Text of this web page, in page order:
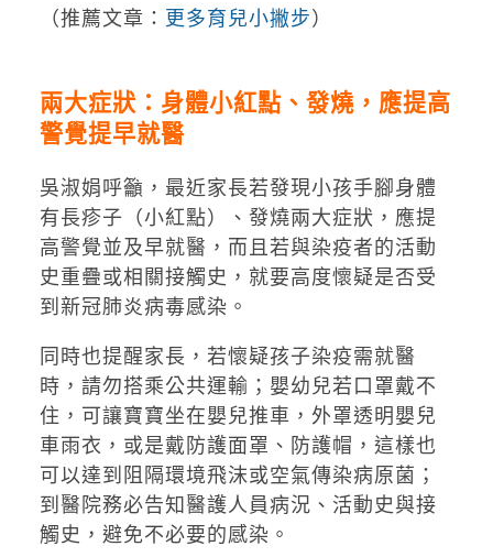
（推薦文章： 更多育兒小撇步）
兩大症狀：身體小紅點、發燒，應提高
警覺提早就醫
吳淑娟呼籲，最近家長若發現小孩手腳身體
有長疹子（小紅點）、發燒兩大症狀，應提
高警覺並及早就醫，而且若與染疫者的活動
史重疊或相關接觸史，就要高度懷疑是否受
到新冠肺炎病毒感染。
同時也提醒家長，若懷疑孩子染疫需就醫
時，請勿搭乘公共運輸；嬰幼兒若口罩戴不
住，可讓寶寶坐在嬰兒推車，外罩透明嬰兒
車雨衣，或是戴防護面罩、防護帽，這樣也
可以達到阻隔環境飛沫或空氣傳染病原菌；
到醫院務必告知醫護人員病況、活動史與接
觸史，避免不必要的感染。